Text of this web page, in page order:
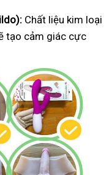
Chất liệu kim loại
tạo cảm giác cực